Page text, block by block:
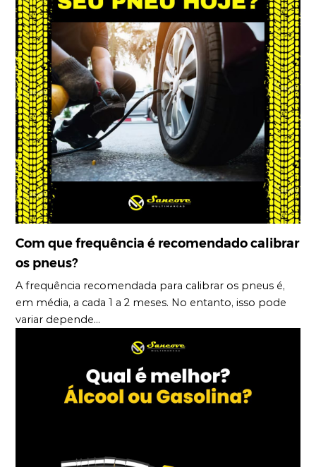
Com que frequência é recomendado calibrar
os pneus?
A frequência recomendada para calibrar os pneus é,
em média, a cada 1 a 2 meses. No entanto, isso pode
variar depende...